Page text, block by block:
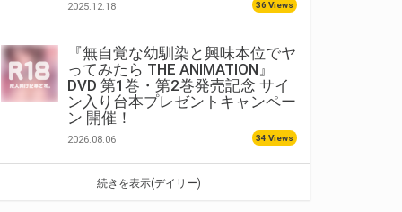
2025.12.18 36 Views
『無自覚な幼馴染と興味本位でヤ
ってみたら THE ANIMATION』
DVD 第1巻・第2巻発売記念 サイ
ン入り台本プレゼントキャンペー
ン 開催！
2026.08.06 34 Views
続きを表示(デイリー)